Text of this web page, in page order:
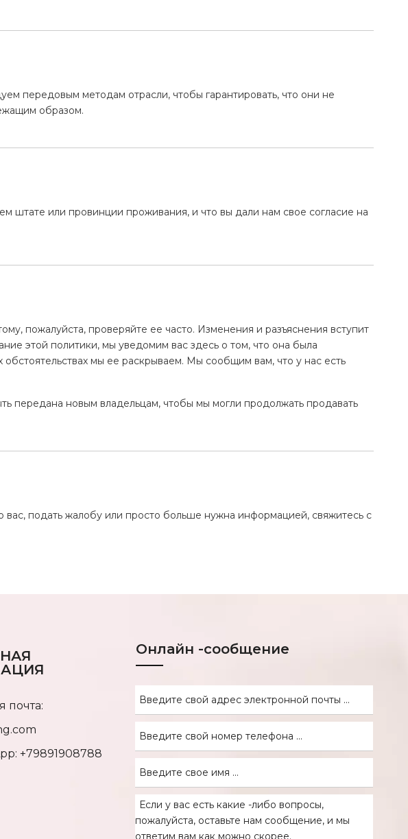
передовым методам отрасли, чтобы гарантировать, что они не
образом.
штате или провинции проживания, и что вы дали нам свое согласие на
пожалуйста, проверяйте ее часто. Изменения и разъяснения вступит
этой политики, мы уведомим вас здесь о том, что она была
мы ее раскрываем. Мы сообщим вам, что у нас есть
передана новым владельцам, чтобы мы могли продолжать продавать
подать жалобу или просто больше нужна информацией, свяжитесь с
почта:
+79891908788
Онлайн -сообщение